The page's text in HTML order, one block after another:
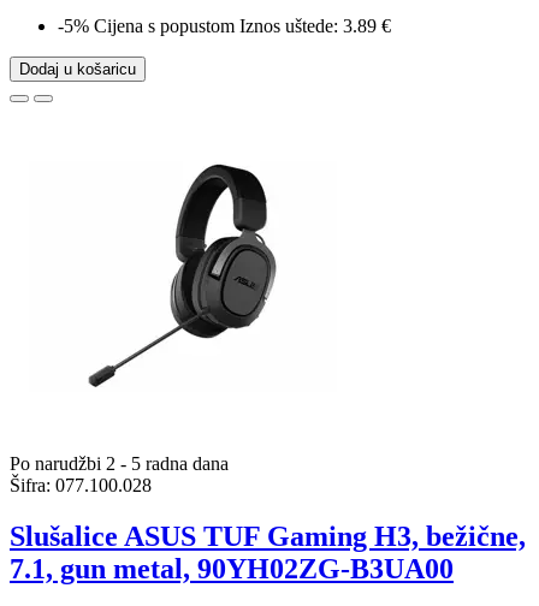
-5% Cijena s popustom Iznos uštede: 3.89 €
Dodaj u košaricu
Po narudžbi 2 - 5 radna dana
Šifra: 077.100.028
Slušalice ASUS TUF Gaming H3, bežične,
7.1, gun metal, 90YH02ZG-B3UA00